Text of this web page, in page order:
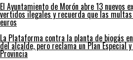
El Ayuntamiento de Morón abre 13 nuevos
vertidos ilegales y recuerda que las
euros
La Plataforma contra la planta de biogás
del alcalde, pero reclama un Plan Especial
Provincia